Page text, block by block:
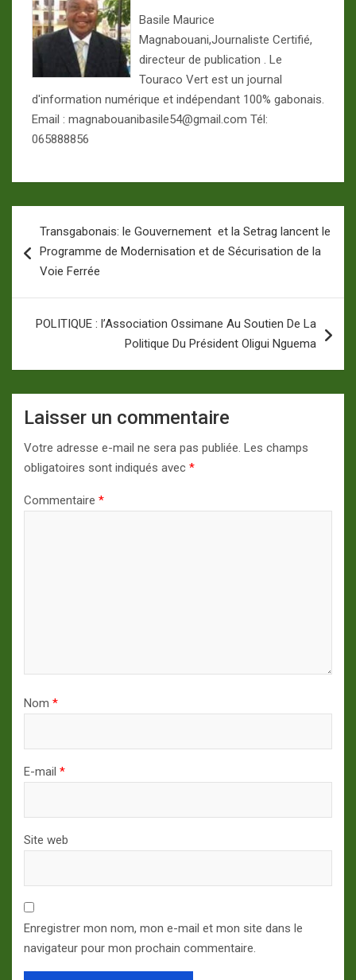
Basile Maurice
Magnabouani,Journaliste Certifié,
directeur de publication . Le
Touraco Vert est un journal
d'information numérique et indépendant 100% gabonais.
Email : magnabouanibasile54@gmail.com Tél:
065888856
de
l’article
Transgabonais: le Gouvernement et la Setrag lancent le
Programme de Modernisation et de Sécurisation de la
Voie Ferrée
POLITIQUE : l’Association Ossimane Au Soutien De La
Politique Du Président Oligui Nguema
Laisser un commentaire
Votre adresse e-mail ne sera pas publiée. Les champs
obligatoires sont indiqués avec *
Commentaire *
Nom *
E-mail *
Site web
Enregistrer mon nom, mon e-mail et mon site dans le
navigateur pour mon prochain commentaire.